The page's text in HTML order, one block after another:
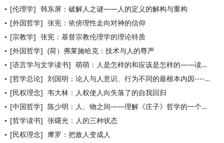
[伦理学] 韩东屏：破解人之谜——人的定义的解构与重构
[外国哲学] 张宪：依傍理性走向对神的信仰
[宗教学] 张宪：基督宗教伦理学的理论特质
[外国哲学] (荷）弗莱施哈克：技术与人的尊严
[语言学与文学读书] 萌萌：人是怎样的和应该是怎样的——读易卜生的《玩偶之家》
[哲学总论] 刘国明：论人与人意识、行为不同的最根本内因----揭示每个人
[民权理念] 韦大林：人权使人向失落了的自我回归
[中国哲学] 陈少明：人、物之间——理解《庄子》哲学的一个关键
[哲学读书] 张曙光：人的三种状态
[民权理念] 摩罗：把敌人变成人